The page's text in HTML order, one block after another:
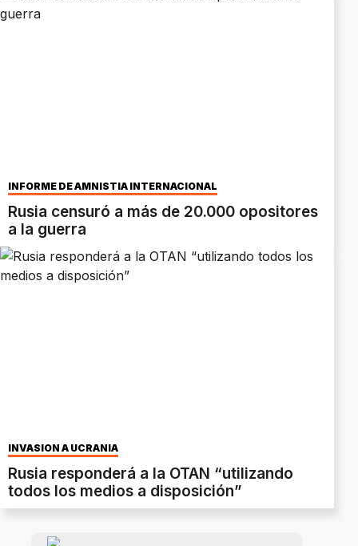
INFORME DE AMNISTÍA INTERNACIONAL
Rusia censuró a más de 20.000 opositores
a la guerra
INVASIÓN A UCRANIA
Rusia responderá a la OTAN “utilizando
todos los medios a disposición”